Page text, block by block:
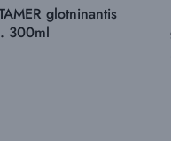
glotninantis
300ml